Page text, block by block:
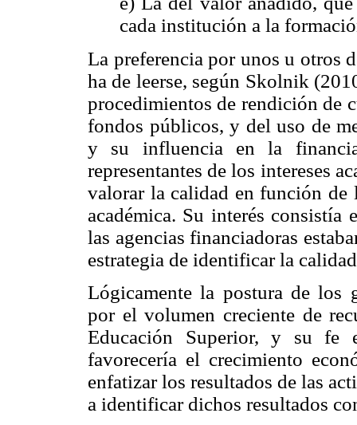
cada institución a la
La preferencia por unos u otros
ha de leerse, según Skolnik
procedimientos de rendición de
fondos públicos, y del uso de
y su influencia en la
representantes de los intereses
valorar la calidad en función de
académica. Su interés
las agencias financiadoras
estrategia de identificar la
Lógicamente la postura de los
por el volumen creciente de
Educación Superior, y su fe
favorecería el crecimiento
enfatizar los resultados de las
a identificar dichos resultados